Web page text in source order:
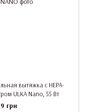
вытяжка с HEPA-
ULKA Nano, 55 Вт
грн